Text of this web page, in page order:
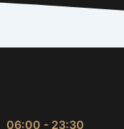
06:00 - 23:30